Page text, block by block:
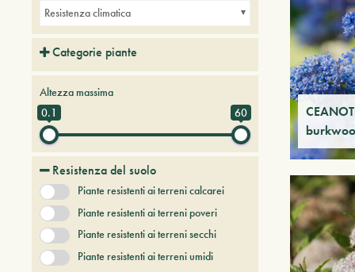
Resistenza climatica
Categorie piante
Alberi e arbusti a foglia caduca
Alberi e arbusti persistenti
Alberi e piante del futuro
Conifere
+ Show More
Altezza massima
0.1
60
Resistenza del suolo
Piante resistenti ai terreni calcarei
Piante resistenti ai terreni poveri
Piante resistenti ai terreni secchi
Piante resistenti ai terreni umidi